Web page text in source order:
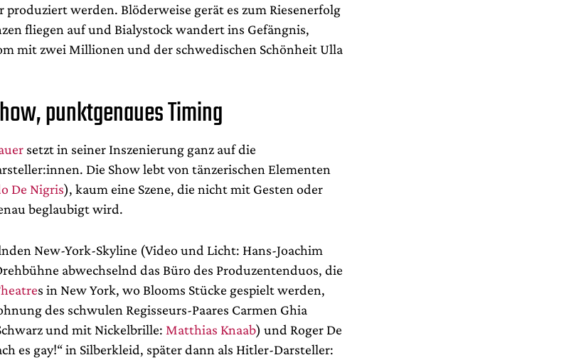
produziert werden. Blöderweise gerät es zum Riesenerfolg
fliegen auf und Bialystock wandert ins Gefängnis,
mit zwei Millionen und der schwedischen Schönheit Ulla
punktgenaues Timing
setzt in seiner Inszenierung ganz auf die
Die Show lebt von tänzerischen Elementen
De Nigris), kaum eine Szene, die nicht mit Gesten oder
beglaubigt wird.
New-York-Skyline (Video und Licht: Hans-Joachim
abwechselnd das Büro des Produzentenduos, die
s in New York, wo Blooms Stücke gespielt werden,
des schwulen Regisseurs-Paares Carmen Ghia
und mit Nickelbrille: Matthias Knaab) und Roger De
es gay!“ in Silberkleid, später dann als Hitler-Darsteller: